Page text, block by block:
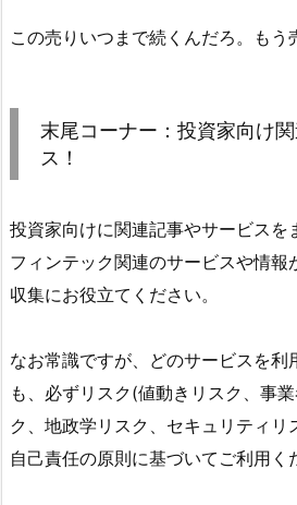
この売りいつまで続くんだろ。もう
末尾コーナー：投資家向け
ス！
投資家向けに関連記事やサービスを
フィンテック関連のサービスや情報
収集にお役立てください。
なお常識ですが、どのサービスを利
も、必ずリスク(値動きリスク、事
ク、地政学リスク、セキュリティリ
自己責任の原則に基づいてご利用く